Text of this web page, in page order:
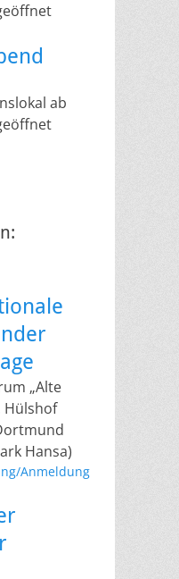
ab
„Alte
Hülshof
Hansa)
Anmeldung